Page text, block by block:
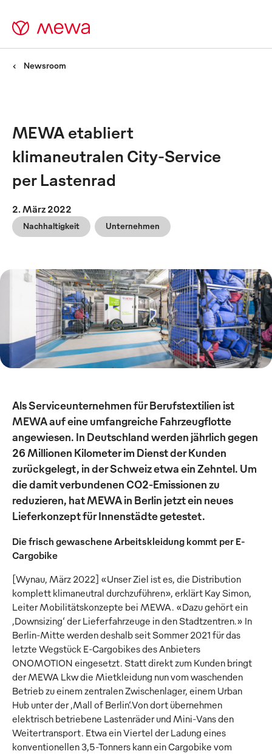
Newsroom
MEWA etabliert
klimaneutralen City-Service
per Lastenrad
2. März 2022
Nachhaltigkeit Unternehmen
Als Serviceunternehmen für Berufstextilien ist
MEWA auf eine umfangreiche Fahrzeugflotte
angewiesen. In Deutschland werden jährlich gegen
26 Millionen Kilometer im Dienst der Kunden
zurückgelegt, in der Schweiz etwa ein Zehntel. Um
die damit verbundenen CO2-Emissionen zu
reduzieren, hat MEWA in Berlin jetzt ein neues
Lieferkonzept für Innenstädte getestet.
Die frisch gewaschene Arbeitskleidung kommt per E-
Cargobike
[Wynau, März 2022] «Unser Ziel ist es, die Distribution
komplett klimaneutral durchzuführen», erklärt Kay Simon,
Leiter Mobilitätskonzepte bei MEWA. «Dazu gehört ein
‚Downsizing‘ der Lieferfahrzeuge in den Stadtzentren.» In
Berlin-Mitte werden deshalb seit Sommer 2021 für das
letzte Wegstück E-Cargobikes des Anbieters
ONOMOTION eingesetzt. Statt direkt zum Kunden bringt
der MEWA Lkw die Mietkleidung nun vom waschenden
Betrieb zu einem zentralen Zwischenlager, einem Urban
Hub unter der ‚Mall of Berlin‘.Von dort übernehmen
elektrisch betriebene Lastenräder und Mini-Vans den
Weitertransport. Etwa ein Viertel der Ladung eines
konventionellen 3,5-Tonners kann ein Cargobike vom